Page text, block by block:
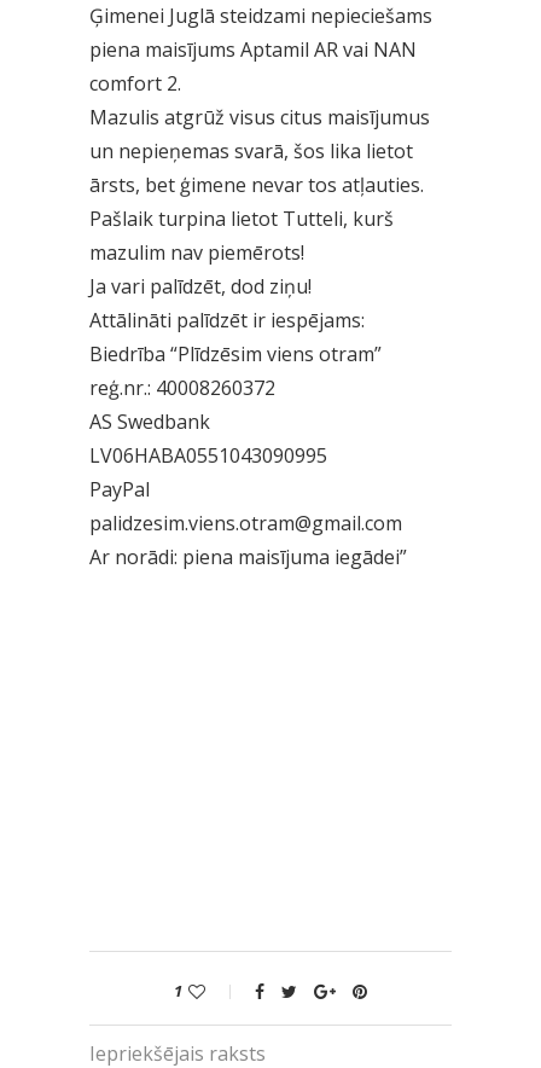
Ģimenei Juglā steidzami nepieciešams
piena maisījums Aptamil AR vai NAN
comfort 2.
Mazulis atgrūž visus citus maisījumus
un nepieņemas svarā, šos lika lietot
ārsts, bet ģimene nevar tos atļauties.
Pašlaik turpina lietot Tutteli, kurš
mazulim nav piemērots!
Ja vari palīdzēt, dod ziņu!
Attālināti palīdzēt ir iespējams:
Biedrība “Plīdzēsim viens otram”
reģ.nr.: 40008260372
AS Swedbank
LV06HABA0551043090995
PayPal
palidzesim.viens.otram@gmail.com
Ar norādi: piena maisījuma iegādei”
1
Iepriekšējais raksts